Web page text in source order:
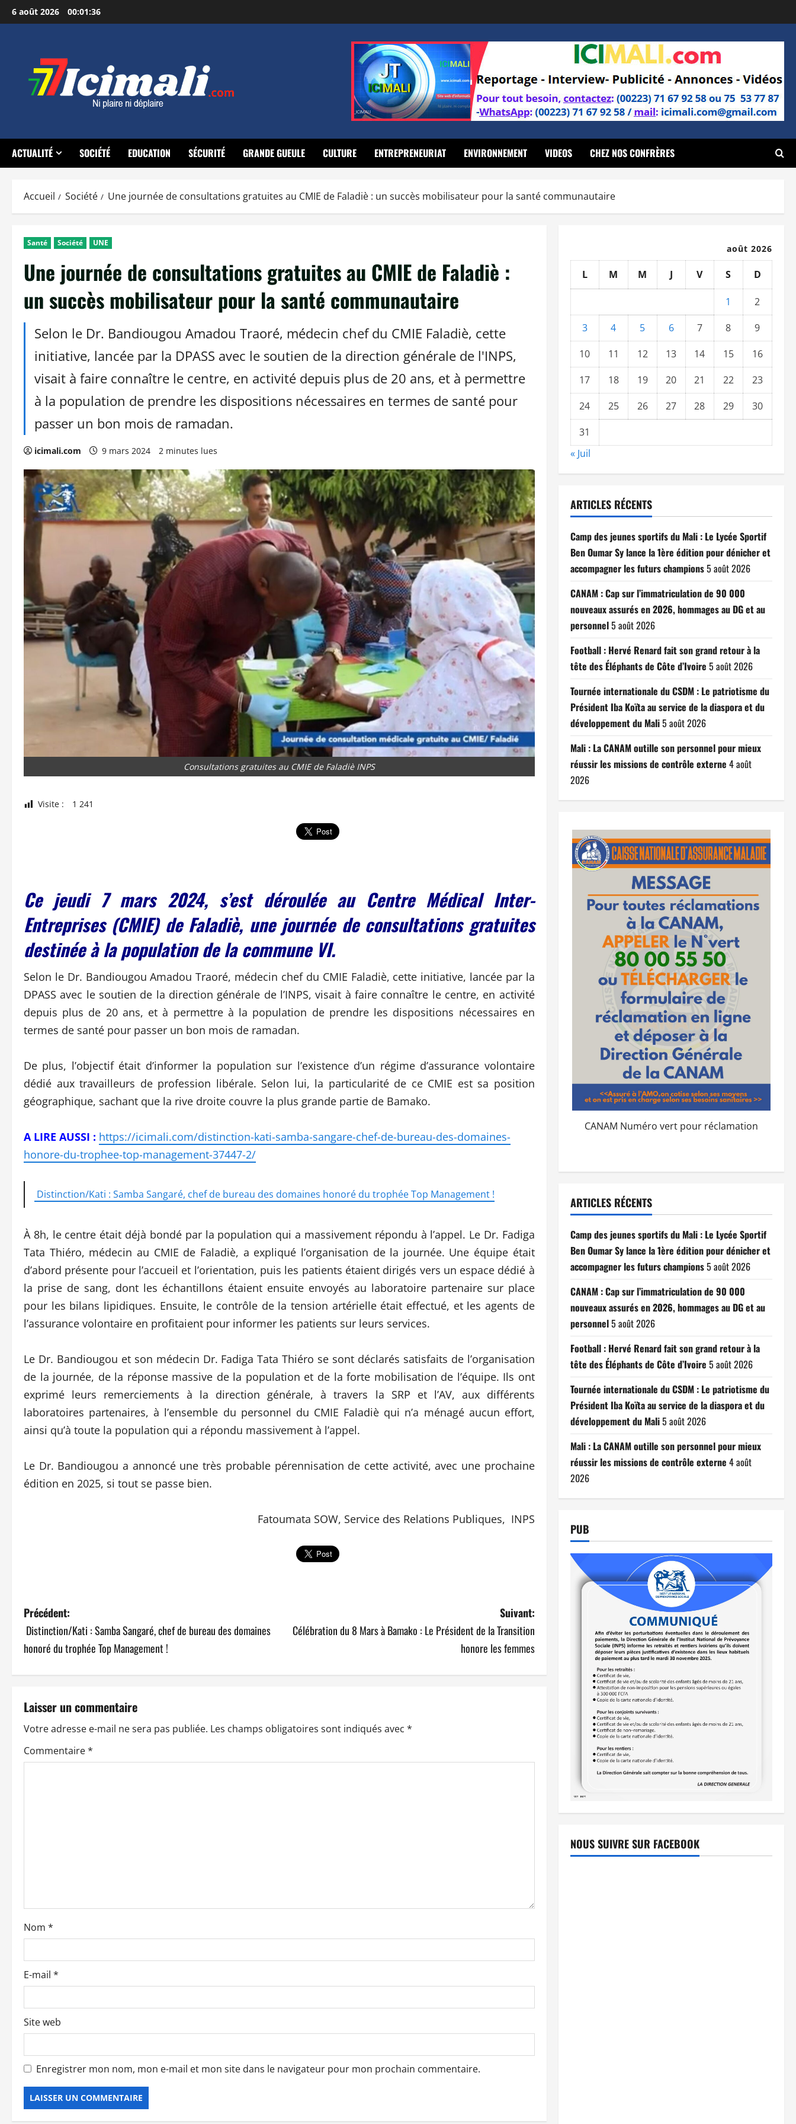
Aller
au
6 août 2026 00:01:37
ACTUALITÉ SOCIÉTÉ EDUCATION SÉCURITÉ GRANDE GUEULE CULTURE ENTREPRENEURIAT ENVIRONNEMENT VIDEOS CHEZ NOS CONFRÈRES
Accueil Société Une journée de consultations gratuites au CMIE de Faladiè : un succès mobilisateur pour la santé communautaire
Santé Société UNE
Une journée de consultations gratuites au CMIE de Faladiè :
un succès mobilisateur pour la santé communautaire
Selon le Dr. Bandiougou Amadou Traoré, médecin chef du CMIE Faladiè, cette
initiative, lancée par la DPASS avec le soutien de la direction générale de l'INPS,
visait à faire connaître le centre, en activité depuis plus de 20 ans, et à permettre
à la population de prendre les dispositions nécessaires en termes de santé pour
passer un bon mois de ramadan.
icimali.com 9 mars 2024 2 minutes lues
Consultations gratuites au CMIE de Faladiè INPS
Visite : 1 241
Ce jeudi 7 mars 2024, s’est déroulée au Centre Médical Inter-
Entreprises (CMIE) de Faladiè, une journée de consultations gratuites
destinée à la population de la commune VI.
Selon le Dr. Bandiougou Amadou Traoré, médecin chef du CMIE Faladiè, cette initiative, lancée par la
DPASS avec le soutien de la direction générale de l’INPS, visait à faire connaître le centre, en activité
depuis plus de 20 ans, et à permettre à la population de prendre les dispositions nécessaires en
termes de santé pour passer un bon mois de ramadan.
De plus, l’objectif était d’informer la population sur l’existence d’un régime d’assurance volontaire
dédié aux travailleurs de profession libérale. Selon lui, la particularité de ce CMIE est sa position
géographique, sachant que la rive droite couvre la plus grande partie de Bamako.
A LIRE AUSSI : https://icimali.com/distinction-kati-samba-sangare-chef-de-bureau-des-domaines-
honore-du-trophee-top-management-37447-2/
Distinction/Kati : Samba Sangaré, chef de bureau des domaines honoré du trophée Top Management !
À 8h, le centre était déjà bondé par la population qui a massivement répondu à l’appel. Le Dr. Fadiga
Tata Thiéro, médecin au CMIE de Faladiè, a expliqué l’organisation de la journée. Une équipe était
d’abord présente pour l’accueil et l’orientation, puis les patients étaient dirigés vers un espace dédié à
la prise de sang, dont les échantillons étaient ensuite envoyés au laboratoire partenaire sur place
pour les bilans lipidiques. Ensuite, le contrôle de la tension artérielle était effectué, et les agents de
l’assurance volontaire en profitaient pour informer les patients sur leurs services.
Le Dr. Bandiougou et son médecin Dr. Fadiga Tata Thiéro se sont déclarés satisfaits de l’organisation
de la journée, de la réponse massive de la population et de la forte mobilisation de l’équipe. Ils ont
exprimé leurs remerciements à la direction générale, à travers la SRP et l’AV, aux différents
laboratoires partenaires, à l’ensemble du personnel du CMIE Faladiè qui n’a ménagé aucun effort,
ainsi qu’à toute la population qui a répondu massivement à l’appel.
Le Dr. Bandiougou a annoncé une très probable pérennisation de cette activité, avec une prochaine
édition en 2025, si tout se passe bien.
Fatoumata SOW, Service des Relations Publiques, INPS
N
a
g
a
t
a
r
t
i
c
l
e
Précédent:
Distinction/Kati : Samba Sangaré, chef de bureau des domaines
honoré du trophée Top Management !
Suivant:
Célébration du 8 Mars à Bamako : Le Président de la Transition
honore les femmes
Laisser un commentaire
Votre adresse e-mail ne sera pas publiée. Les champs obligatoires sont indiqués avec *
Commentaire*
Nom *
E-mail *
Site web
Enregistrer mon nom, mon e-mail et mon site dans le navigateur pour mon prochain commentaire.
août 2026
L M M J V S D
1
2
3
4 5 6 7 8
9
10
11 12 13 14 15
16
17
18 19 20 21 22
23
24
25 26 27 28 29
30
31
« Juil
ARTICLES RÉCENTS
Camp des jeunes sportifs du Mali : Le Lycée Sportif
Ben Oumar Sy lance la 1ère édition pour dénicher et
accompagner les futurs champions5 août 2026
CANAM : Cap sur l’immatriculation de 90 000
nouveaux assurés en 2026, hommages au DG et au
personnel5 août 2026
Football : Hervé Renard fait son grand retour à la
tête des Éléphants de Côte d’Ivoire 5 août 2026
Tournée internationale du CSDM : Le patriotisme du
Président Iba Koïta au service de la diaspora et du
développement du Mali5 août 2026
Mali : La CANAM outille son personnel pour mieux
réussir les missions de contrôle externe 4 août
2026
CANAM Numéro vert pour réclamation
ARTICLES RÉCENTS
Camp des jeunes sportifs du Mali : Le Lycée Sportif
Ben Oumar Sy lance la 1ère édition pour dénicher et
accompagner les futurs champions5 août 2026
CANAM : Cap sur l’immatriculation de 90 000
nouveaux assurés en 2026, hommages au DG et au
personnel5 août 2026
Football : Hervé Renard fait son grand retour à la
tête des Éléphants de Côte d’Ivoire 5 août 2026
Tournée internationale du CSDM : Le patriotisme du
Président Iba Koïta au service de la diaspora et du
développement du Mali5 août 2026
Mali : La CANAM outille son personnel pour mieux
réussir les missions de contrôle externe 4 août
2026
PUB
NOUS SUIVRE SUR FACEBOOK